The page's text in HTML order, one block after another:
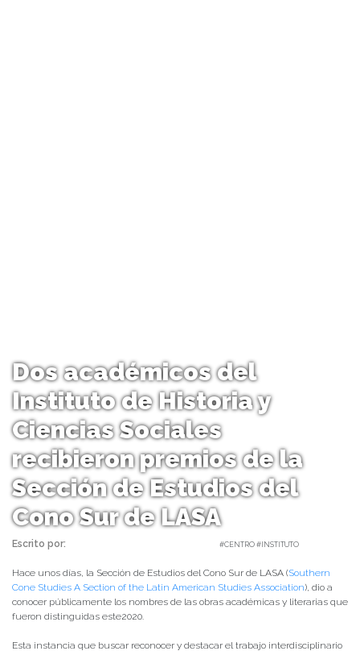
Dos académicos del
Instituto de Historia y
Ciencias Sociales
recibieron premios de la
Sección de Estudios del
Cono Sur de LASA
Escrito por: #CENTRO #INSTITUTO
Hace unos días, la Sección de Estudios del Cono Sur de LASA (Southern
Cone Studies A Section of the Latin American Studies Association), dio a
conocer públicamente los nombres de las obras académicas y literarias que
fueron distinguidas este2020.
Esta instancia que buscar reconocer y destacar el trabajo interdisciplinario